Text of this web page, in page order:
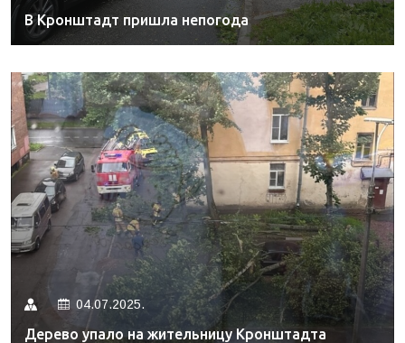
В Кронштадт пришла непогода
04.07.2025.
Дерево упало на жительницу Кронштадта